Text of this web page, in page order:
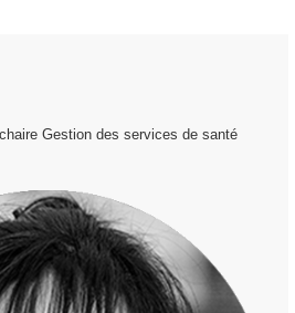
Gestion des services de santé